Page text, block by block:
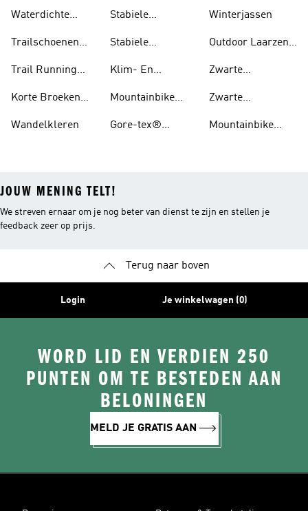
Waterdichte
Trailschoenen
Trail Running
Dames
Korte Broeken
Running
Wandelkleren
Stabiele
Voor Heren
Stabiele
Voor Dames
Klim- En
Mountainbike
Gore-tex®
Winterjassen
Outdoor Laarzen
Zwarte
Zwarte
Mountainbike
JOUW MENING TELT!
We streven ernaar om je nog beter van dienst te zijn en stellen je
feedback zeer op prijs.
Terug naar boven
Login Je winkelwagen (0)
WORD LID EN VERDIEN 250
PUNTEN OM TE BESTEDEN AAN
BELONINGEN
MELD JE GRATIS AAN